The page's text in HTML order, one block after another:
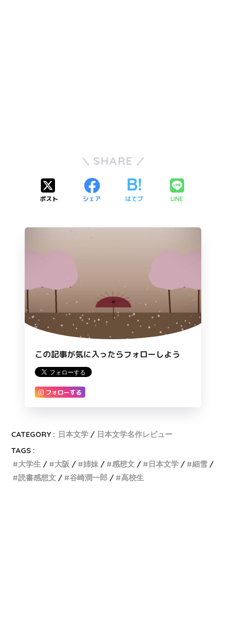
SHARE
ポスト シェア はてブ LINE
この記事が気に入ったらフォローしよう
フォローする
CATEGORY : 日本文学
日本文学名作レビュー
TAGS :
大学生
大阪 姉妹 感想文 日本文学
細雪
読書感想文
谷崎潤一郎 高校生